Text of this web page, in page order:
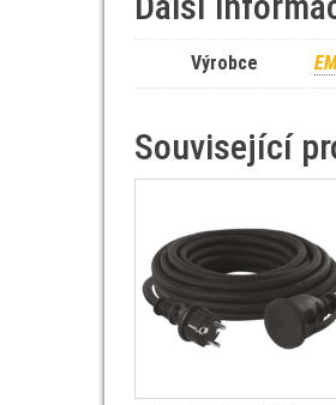
Výrobce
Související